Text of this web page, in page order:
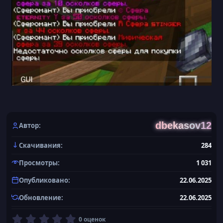
Автор dbekasov12
Скачивания
284
Просмотры
1 031
Опубликовано
22.06.2025
Обновление
22.06.2025
0
0 оценок